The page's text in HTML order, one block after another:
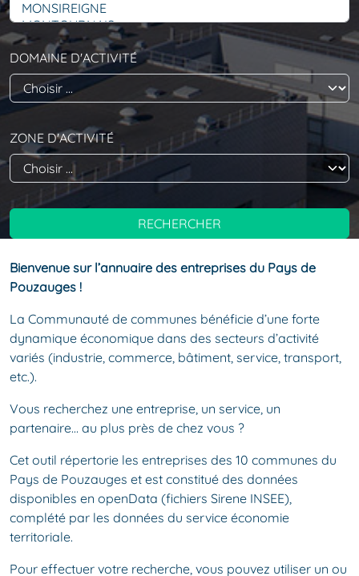
DOMAINE D'ACTIVITÉ
ZONE D'ACTIVITÉ
RECHERCHER
Bienvenue sur l’annuaire des entreprises du Pays de
Pouzauges !
La Communauté de communes bénéficie d’une forte
dynamique économique dans des secteurs d’activité
variés (industrie, commerce, bâtiment, service, transport,
etc.).
Vous recherchez une entreprise, un service, un
partenaire… au plus près de chez vous ?
Cet outil répertorie les entreprises des 10 communes du
Pays de Pouzauges et est constitué des données
disponibles en openData (fichiers Sirene INSEE),
complété par les données du service économie
territoriale.
Pour effectuer votre recherche, vous pouvez utiliser un ou